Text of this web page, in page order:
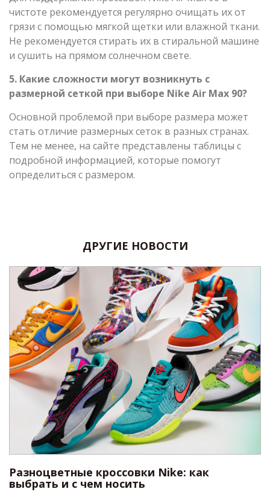
чистоте рекомендуется регулярно очищать их от
грязи с помощью мягкой щетки или влажной ткани.
Не рекомендуется стирать их в стиральной машине
и сушить на прямом солнечном свете.
5. Какие сложности могут возникнуть с
размерной сеткой при выборе Nike Air Max 90?
Основной проблемой при выборе размера может
стать отличие размерных сеток в разных странах.
Тем не менее, на сайте представлены таблицы с
подробной информацией, которые помогут
определиться с размером.
ДРУГИЕ НОВОСТИ
Разноцветные кроссовки Nike: как
выбрать и с чем носить